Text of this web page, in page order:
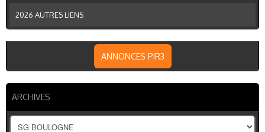
2026 AUTRES LIENS
ANNONCES PIR3
ARCHIVES